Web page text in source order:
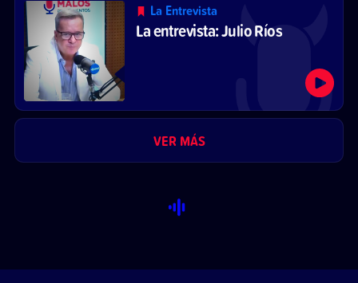
La Entrevista
La entrevista: Julio Ríos
VER MÁS